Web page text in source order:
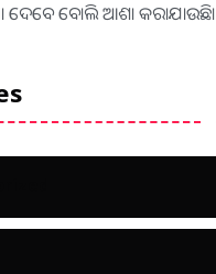
ଦେବେ ବୋଲି ଆଶା କରାଯାଉଛି।